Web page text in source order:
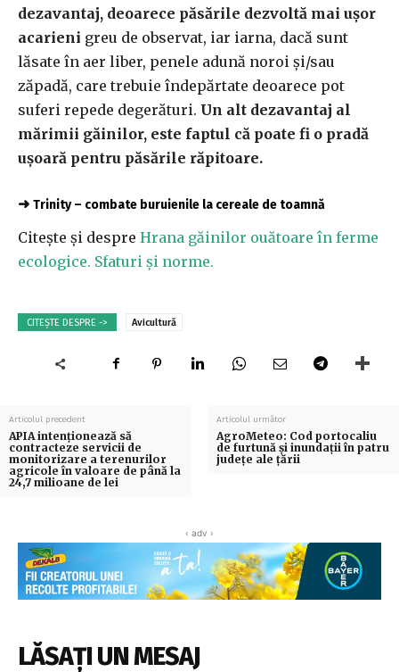
dezavantaj, deoarece păsările dezvoltă mai ușor
acarieni greu de observat, iar iarna, dacă sunt
lăsate în aer liber, penele adună noroi și/sau
zăpadă, care trebuie îndepărtate deoarece pot
suferi repede degerături. Un alt dezavantaj al
mărimii găinilor, este faptul că poate fi o pradă
ușoară pentru păsările răpitoare.
➜ Trinity – combate buruienile la cereale de toamnă
Citește și despre Hrana găinilor ouătoare în ferme
ecologice. Sfaturi și norme.
CITEȘTE DESPRE -> Avicultură
Articolul precedent
APIA intenționează să
contracteze servicii de
monitorizare a terenurilor
agricole în valoare de până la
24,7 milioane de lei
Articolul următor
AgroMeteo: Cod portocaliu
de furtună și inundații în patru
județe ale țării
‹ adv ›
LĂSAȚI UN MESAJ